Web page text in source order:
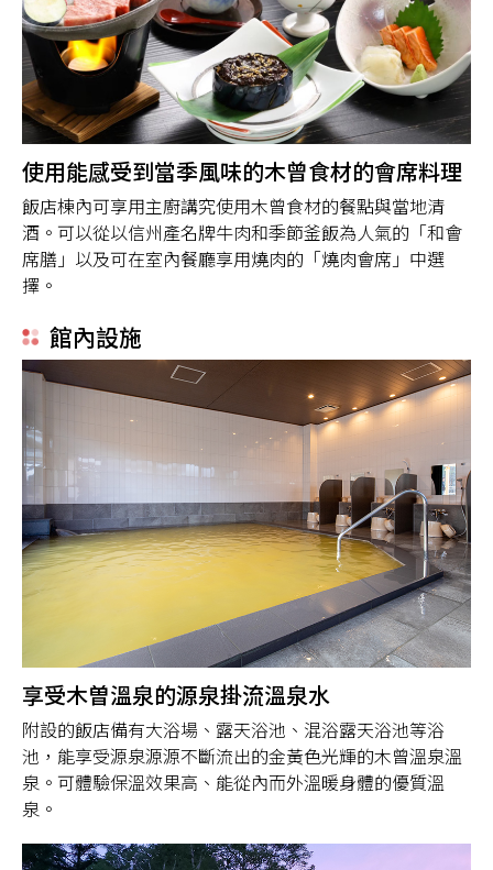
使用能感受到當季風味的木曾食材的會席料理
飯店棟內可享用主廚講究使用木曾食材的餐點與當地清
酒。可以從以信州產名牌牛肉和季節釜飯為人氣的「和會
席膳」以及可在室內餐廳享用燒肉的「燒肉會席」中選
擇。
館內設施
享受木曽溫泉的源泉掛流溫泉水
附設的飯店備有大浴場、露天浴池、混浴露天浴池等浴
池，能享受源泉源源不斷流出的金黃色光輝的木曾溫泉溫
泉。可體驗保溫效果高、能從內而外溫暖身體的優質溫
泉。